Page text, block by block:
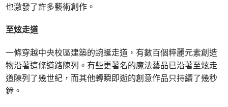
也激發了許多藝術創作。
至炫走道
一條穿越中央校區建築的蜿蜒走道，有數百個粹麗元素創造
物沿著這條道路陳列。有些更著名的魔法藝品已沿著至炫走
道陳列了幾世紀，而其他轉瞬即逝的創意作品只持續了幾秒
鐘。